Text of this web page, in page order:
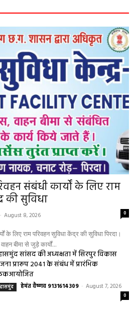
बीमा से जुड़े कार्यों...
सांसद की अध्यक्षता में सिरपुर विकास
प्रारूप 2041 के संबंध में प्रारंभिक
हेमंत वैष्णव 9131614309 August 7, 2026
0
वन विभाग की कार्रवाई करील तोड़ने के
में आरोपी के विरुद्ध प्रकरण दर्ज
हेमंत वैष्णव 9131614309 August 7, 2026 0
राष्ट्रीय तंबाकू नियंत्रण कार्यक्रम के तहत
कार्यशाला आयोजित विद्यार्थियों को
के दुष्प्रभावों की दी जानकारी
हेमंत वैष्णव 9131614309 -
7, 2026
0
खाद्य सुरक्षा विभाग द्वारा पिथौरा एवं
में किया औचक निरीक्षण खाद्य पदार्थों की
एवं स्वच्छता को लेकर आवश्यक
बरतने के...
बागबाहरा हेमंत वैष्णव 9131614309
-
7, 2026
ओम हॉस्पिटल सामान्य बीमारियों से
डायबिटीज व बीपी तक का इलाज, 9 अगस्त
मिलेगा विशेषज्ञ ईलाज परामर्श
August 6, 2026